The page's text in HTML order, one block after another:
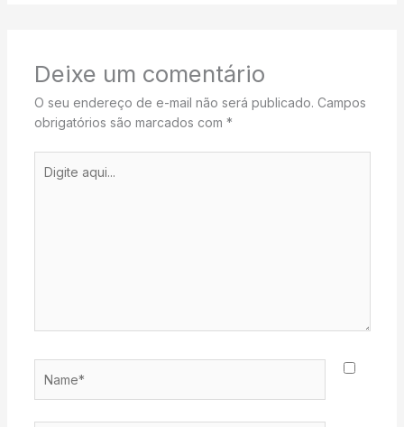
Deixe um comentário
O seu endereço de e-mail não será publicado. Campos
obrigatórios são marcados com *
aqui...